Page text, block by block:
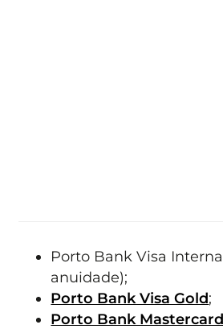
Porto Bank Visa
anuidade);
Porto Bank Visa Gold;
Porto Bank